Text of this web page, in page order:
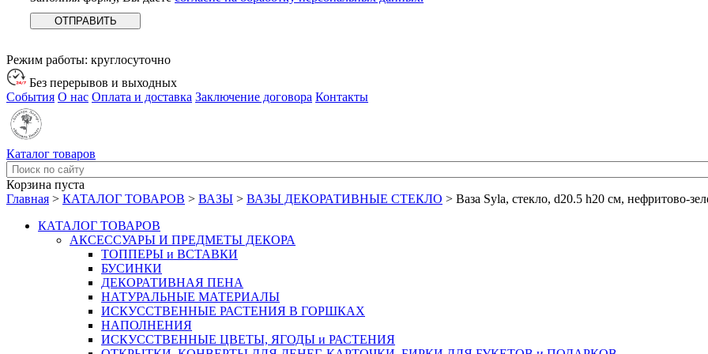
Режим работы: круглосуточно
Без перерывов и выходных
События О нас Оплата и доставка Заключение договора Контакты
Каталог товаров
Корзина пуста
Главная > КАТАЛОГ ТОВАРОВ > ВАЗЫ > ВАЗЫ ДЕКОРАТИВНЫЕ СТЕКЛО > Ваза Syla, стекло, d20.5 h20 см, нефритово-
КАТАЛОГ ТОВАРОВ
АКСЕССУАРЫ И ПРЕДМЕТЫ ДЕКОРА
ТОППЕРЫ и ВСТАВКИ
БУСИНКИ
ДЕКОРАТИВНАЯ ПЕНА
НАТУРАЛЬНЫЕ МАТЕРИАЛЫ
ИСКУССТВЕННЫЕ РАСТЕНИЯ В ГОРШКАХ
НАПОЛНЕНИЯ
ИСКУССТВЕННЫЕ ЦВЕТЫ, ЯГОДЫ и РАСТЕНИЯ